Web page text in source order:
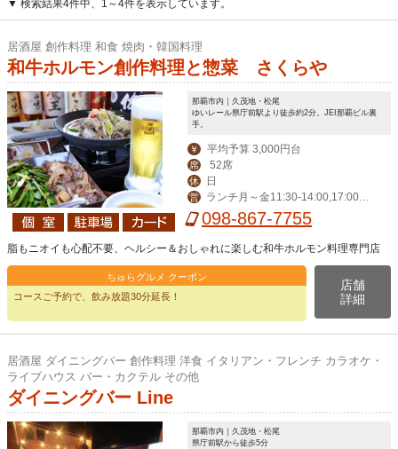
▼ 検索結果4件中、1～4件を表示しています。
居酒屋 創作料理 和食 焼肉・韓国料理
和牛ホルモン創作料理と惣菜 さくらや
那覇市内｜久茂地・松尾
ゆいレール県庁前駅より徒歩約2分。JEI那覇ビル裏
手。
￥ 平均予算 3,000円台
席 52席
休 日
営
ランチ月～金11:30-14:00,17:00-2
4:00（LO 23:00）,祝日17:00-24:00
098-867-7755
脂もニオイも心配不要、ヘルシー＆おしゃれに楽しむ和牛ホルモン料理専門店
ちゅらグルメ クーポン
コースご予約で、飲み放題30分延長！
店舗
詳細
居酒屋 ダイニングバー 創作料理 洋食 イタリアン・フレンチ カラオケ・
ライブハウス バー・カクテル その他
ダイニングバー Line
那覇市内｜久茂地・松尾
県庁前駅から徒歩5分